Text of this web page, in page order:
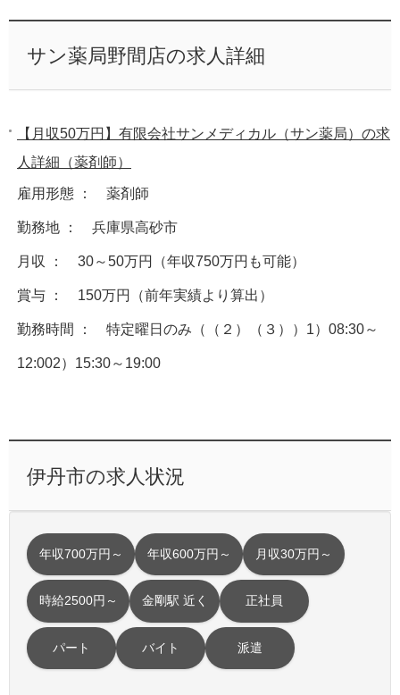
サン薬局野間店の求人詳細
【月収50万円】有限会社サンメディカル（サン薬局）の求
人詳細（薬剤師）
雇用形態 ： 薬剤師
勤務地 ： 兵庫県高砂市
月収 ： 30～50万円（年収750万円も可能）
賞与 ： 150万円（前年実績より算出）
勤務時間 ： 特定曜日のみ（（２）（３））1）08:30～
12:002）15:30～19:00
伊丹市の求人状況
年収700万円～ 年収600万円～ 月収30万円～
時給2500円～ 金剛駅 近く 正社員
パート バイト 派遣